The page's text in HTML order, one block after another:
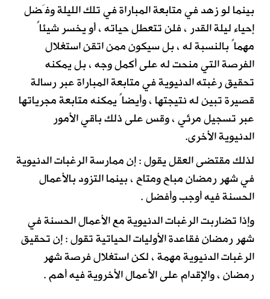
بينما لو زهد في متابعة المباراة في تلك الليلة وفَضل
إحياء ليلة القدر ، فلن تتعطل حياته ، أو يخسر شيئاً
مهماً بالنسبة له ، بل سيكون ممن اتقن استغلال
الفرصة التي منحت له على أكمل وجه ، بل يمكنه
تحقيق رغبته الدنيوية في متابعة المباراة عبر رسالة
قصيرة تبين له نتيجتها ، وأيضاً يمكنه متابعة مجرياتها
عبر تسجيل مرئي ، وقس على ذلك باقي الأمور
الدنيوية الأخرى.
لذلك مقتضى العقل يقول : إن ممارسة الرغبات الدنيوية
في شهر رمضان مباح ومتاح ، بينما التزود بالأعمال
الحسنة فيه أوجب وأفضل .
وإذا تضاربت الرغبات الدنيوية مع الأعمال الحسنة في
شهر رمضان فقاعدة الأوليات الحياتية تقول : إن تحقيق
الرغبات الدنيوية مهمة ، لكن استغلال فرصة شهر
رمضان ، والإقدام على الأعمال الأخروية فيه أهم .